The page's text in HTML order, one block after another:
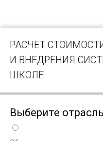
РАСЧЕТ
И ВНЕДРЕНИЯ
ШКОЛЕ
Выберите